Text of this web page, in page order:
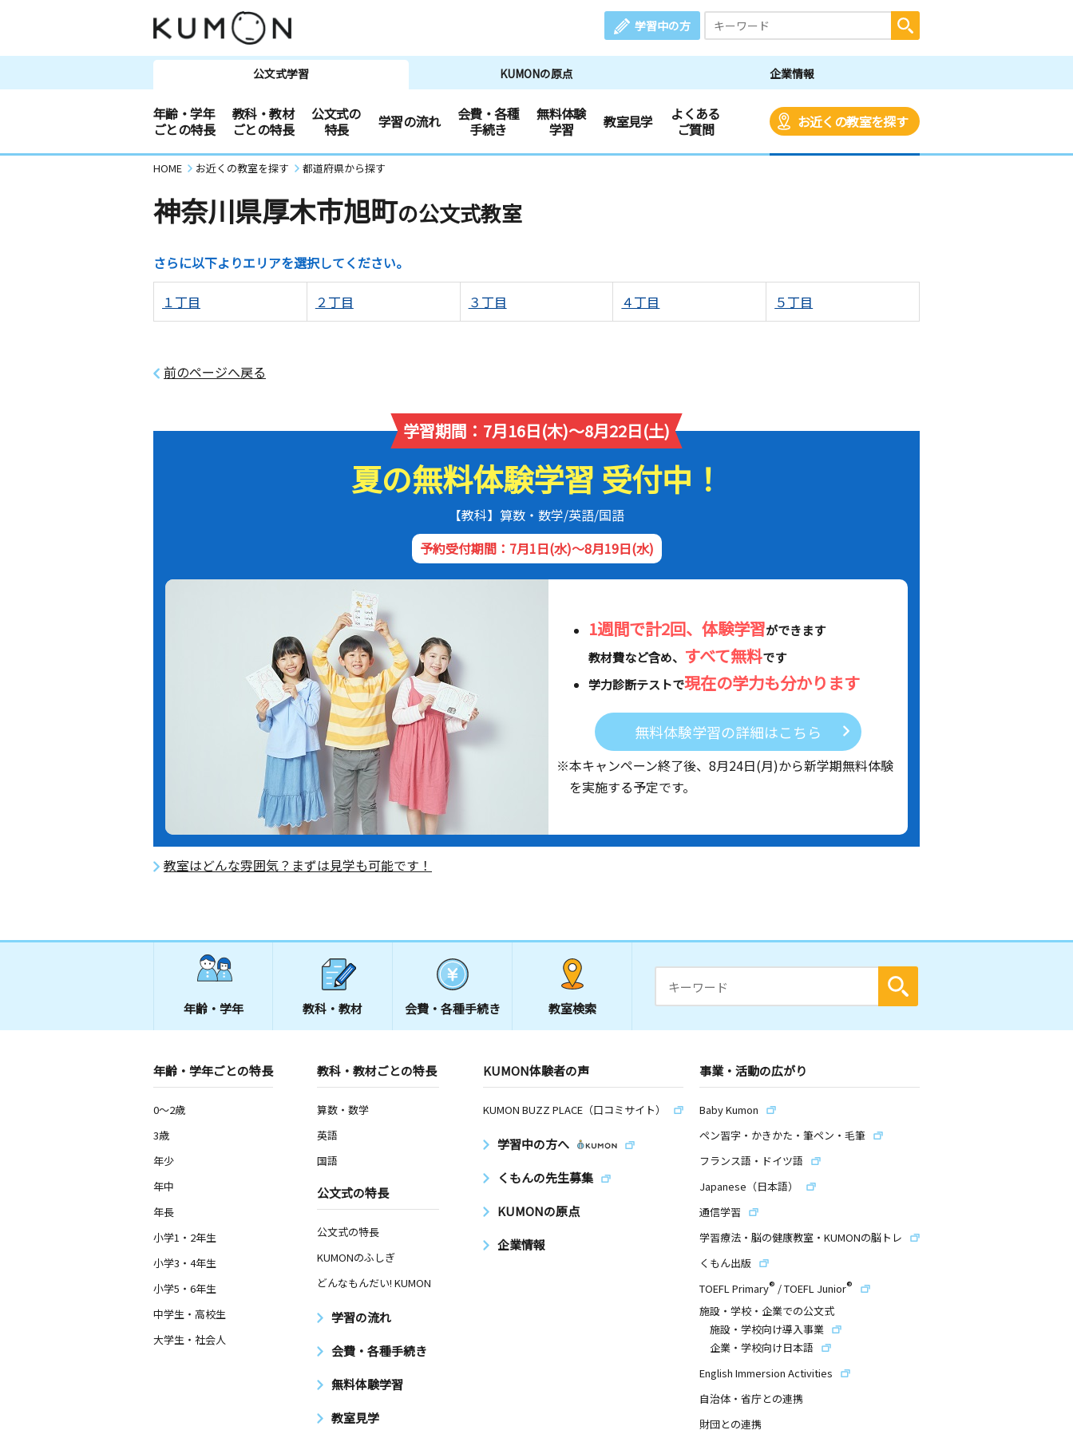
学習中の方
公文式学習 KUMONの原点 企業情報
年齢・学年
ごとの特長
教科・教材
ごとの特長
公文式の
特長
学習の流れ
会費・各種
手続き
無料体験
学習
教室見学
よくある
ご質問
お近くの教室を探す
HOME お近くの教室を探す 都道府県から探す
神奈川県厚木市旭町の公文式教室
さらに以下よりエリアを選択してください。
１丁目 ２丁目 ３丁目 ４丁目 ５丁目
前のページへ戻る
学習期間：7月16日(木)～8月22日(土)
夏の無料体験学習 受付中！
【教科】算数・数学/英語/国語
予約受付期間：7月1日(水)～8月19日(水)
1週間で計2回、体験学習ができます
教材費など含め、 すべて無料です
学力診断テストで現在の学力も分かります
無料体験学習の詳細はこちら
※本キャンペーン終了後、 8月24日(月)から新学期無料体験
を実施する予定です。
教室はどんな雰囲気？まずは見学も可能です！
年齢・学年 教科・教材 会費・ 各種手続き 教室検索
年齢・学年ごとの特長
0～2歳
3歳
年少
年中
年長
小学1・2年生
小学3・4年生
小学5・6年生
中学生・高校生
大学生・社会人
教科・教材ごとの特長
算数・数学
英語
国語
公文式の特長
公文式の特長
KUMONのふしぎ
どんなもんだい! KUMON
学習の流れ
会費・各種手続き
無料体験学習
教室見学
KUMON体験者の声
KUMON BUZZ PLACE（口コミサイト）
学習中の方へ
くもんの先生募集
KUMONの原点
企業情報
事業・活動の広がり
Baby Kumon
ペン習字・かきかた・筆ペン・毛筆
フランス語・ドイツ語
Japanese（日本語）
通信学習
学習療法・脳の健康教室・KUMONの脳トレ
くもん出版
TOEFL Primary® /TOEFL Junior®
施設・学校・企業での公文式
施設・学校向け導入事業
企業・学校向け日本語
English Immersion Activities
自治体・省庁との連携
財団との連携